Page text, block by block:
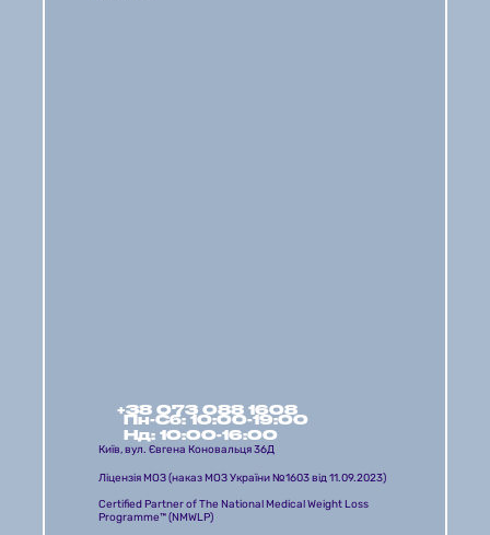
+38 073 088 1608
Пн-Сб: 10:00-19:00
Нд: 10:00-16:00
Київ, вул. Євгена Коновальця 36Д
Ліцензія МОЗ (наказ МОЗ України №1603 від 11.09.2023)
Certified Partner of The National Medical Weight Loss
Programme™ (NMWLP)